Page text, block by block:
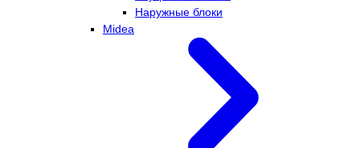
Наружные блоки
Midea